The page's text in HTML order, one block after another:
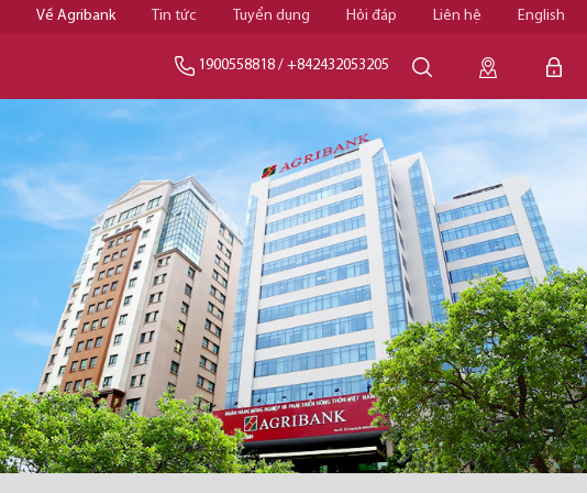
Về Agribank Tin tức Tuyển dụng Hỏi đáp Liên hệ English
1900558818 / +842432053205